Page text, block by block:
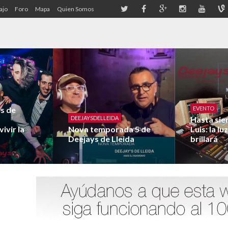
Foro Mapa Quien Somos
de
la
DEEJAYSDELLEIDA
Nova temporada 5 de
Deejays de Lleida
EVENTO
Hasta
Luis: la
brillará